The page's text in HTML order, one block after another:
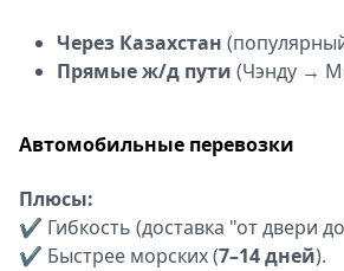
Через Казахстан
Прямые ж/д пути (Чэнду →
Автомобильные перевозки
Плюсы:
✔ Гибкость (доставка "от двери
✔ Быстрее морских (7–14 дней).